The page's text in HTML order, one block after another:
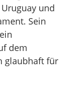
und
Sein
dem
glaubhaft für